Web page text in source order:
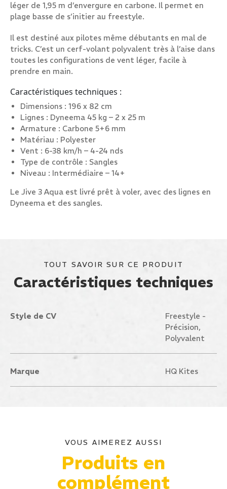
léger de 1,95 m d’envergure en carbone. Il permet en
plage basse de s’initier au freestyle.
Il est destiné aux pilotes même débutants en mal de
tricks. C’est un cerf-volant polyvalent très à l’aise dans
toutes les configurations de vent léger, facile à
prendre en main.
Caractéristiques techniques :
Dimensions : 196 x 82 cm
Lignes : Dyneema 45 kg – 2 x 25 m
Armature : Carbone 5+6 mm
Matériau : Polyester
Vent : 6-38 km/h – 4-24 nds
Type de contrôle : Sangles
Niveau : Intermédiaire – 14+
Le Jive 3 Aqua est livré prêt à voler, avec des lignes en
Dyneema et des sangles.
TOUT SAVOIR SUR CE PRODUIT
Caractéristiques techniques
Style de CV
Freestyle -
Précision,
Polyvalent
Marque HQ Kites
VOUS AIMEREZ AUSSI
Produits en
complément